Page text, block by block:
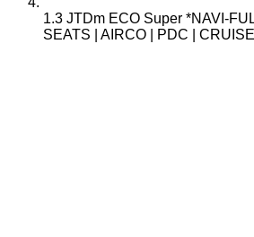
1.3 JTDm ECO Super *NAVI-
SEATS | AIRCO | PDC |